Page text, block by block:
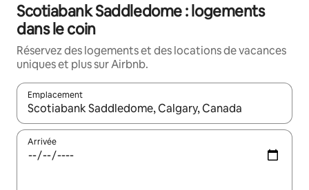
Scotiabank Saddledome : logements
dans le coin
Réservez des logements et des locations de vacances
uniques et plus sur Airbnb.
Emplacement
Quand les résultats sont affichés, parcourez-les en utilisant
Arrivée